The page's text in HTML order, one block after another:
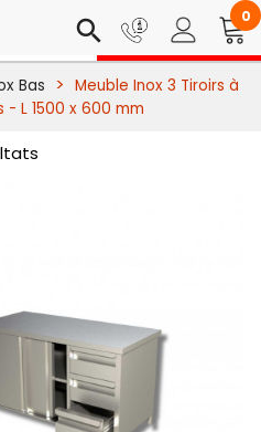
search 0
Bas
Meuble Inox 3 Tiroirs à
L 1500 x 600 mm